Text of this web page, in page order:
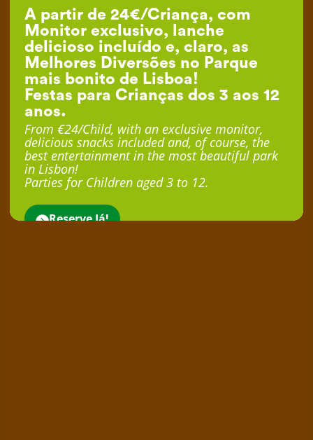
A partir de 24€/Criança, com
Monitor exclusivo, lanche
delicioso incluído e, claro, as
Melhores Diversões no Parque
mais bonito de Lisboa!
Festas para Crianças dos 3 aos 12
anos.
From €24/Child, with an exclusive monitor,
delicious snacks included and, of course, the
best entertainment in the most beautiful park
in Lisbon!
Parties for Children aged 3 to 12.
Reserve Já!